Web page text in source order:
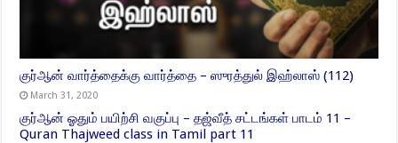
குர்ஆன் வார்த்தைக்கு வார்த்தை – ஸுரத்துல் இஹ்லாஸ் (112)
March 31, 2020
குர்ஆன் ஓதும் பயிற்சி வகுப்பு – தஜ்வீத் சட்டங்கள் பாடம் 11 –
Quran Thajweed class in Tamil part 11